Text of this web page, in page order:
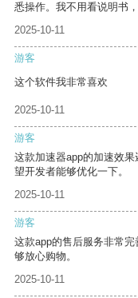
悉操作。我不用看说明书
2025-10-11
游客
这个软件我非常喜欢
2025-10-11
游客
这款加速器app的加速效
望开发者能够优化一下。
2025-10-11
游客
这款app的售后服务非常
够放心购物。
2025-10-11